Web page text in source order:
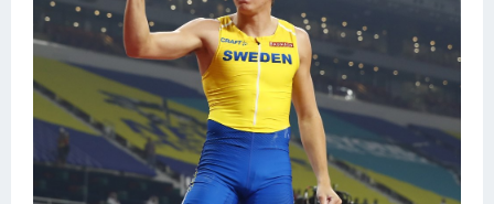
КатегорииФото
Много картинок...
Футбол